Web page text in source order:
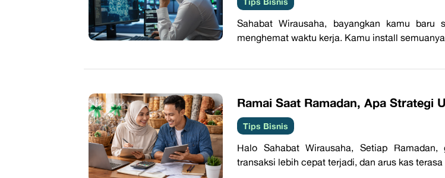
Sahabat Wirausaha, bayangkan kamu
menghemat waktu kerja. Kamu install
Ramai Saat Ramadan, Apa Strategi
Tips Bisnis
Halo Sahabat Wirausaha, Setiap
transaksi lebih cepat terjadi, dan arus kas